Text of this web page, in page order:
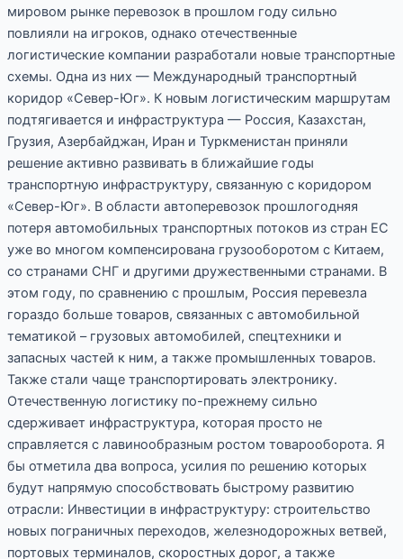
мировом рынке перевозок в прошлом году сильно
повлияли на игроков, однако отечественные
логистические компании разработали новые транспортные
схемы. Одна из них — Международный транспортный
коридор «Север-Юг». К новым логистическим маршрутам
подтягивается и инфраструктура — Россия, Казахстан,
Грузия, Азербайджан, Иран и Туркменистан приняли
решение активно развивать в ближайшие годы
транспортную инфраструктуру, связанную с коридором
«Север-Юг». В области автоперевозок прошлогодняя
потеря автомобильных транспортных потоков из стран ЕС
уже во многом компенсирована грузооборотом с Китаем,
со странами СНГ и другими дружественными странами. В
этом году, по сравнению с прошлым, Россия перевезла
гораздо больше товаров, связанных с автомобильной
тематикой – грузовых автомобилей, спецтехники и
запасных частей к ним, а также промышленных товаров.
Также стали чаще транспортировать электронику.
Отечественную логистику по-прежнему сильно
сдерживает инфраструктура, которая просто не
справляется с лавинообразным ростом товарооборота. Я
бы отметила два вопроса, усилия по решению которых
будут напрямую способствовать быстрому развитию
отрасли: Инвестиции в инфраструктуру: строительство
новых пограничных переходов, железнодорожных ветвей,
портовых терминалов, скоростных дорог, а также